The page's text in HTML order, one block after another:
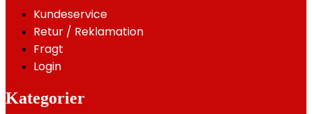
Kundeservice
Retur / Reklamation
Fragt
Login
Kategorier